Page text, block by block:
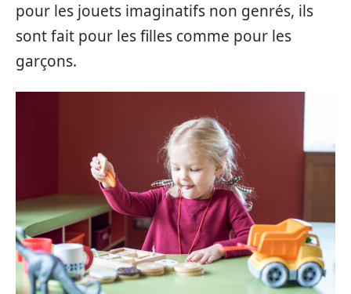
pour les jouets imaginatifs non genrés, ils
sont fait pour les filles comme pour les
garçons.